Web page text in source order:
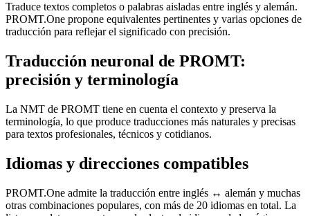
Traduce textos completos o palabras aisladas entre inglés y alemán.
PROMT.One propone equivalentes pertinentes y varias opciones de
traducción para reflejar el significado con precisión.
Traducción neuronal de PROMT:
precisión y terminología
La NMT de PROMT tiene en cuenta el contexto y preserva la
terminología, lo que produce traducciones más naturales y precisas
para textos profesionales, técnicos y cotidianos.
Idiomas y direcciones compatibles
PROMT.One admite la traducción entre inglés ↔ alemán y muchas
otras combinaciones populares, con más de 20 idiomas en total. La